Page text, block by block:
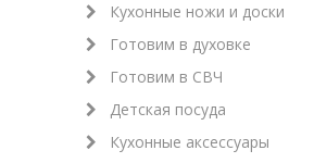
Кухонные ножи и доски
Готовим в духовке
Готовим в СВЧ
Детская посуда
Кухонные аксессуары